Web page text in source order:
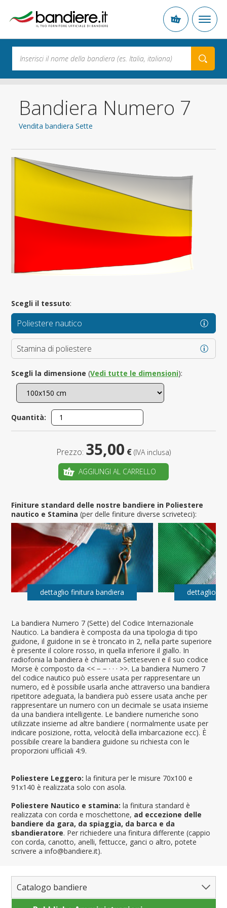
Bandiera Numero 7
Vendita bandiera Sette
La bandiera Numero 7 (Sette) del Codice Internazionale
Nautico. La bandiera è composta da una tipologia di tipo
guidone, il guidone in se è troncato in 2, nella parte superiore
è presente il colore rosso, in quella inferiore il giallo. In
radiofonia la bandiera è chiamata Setteseven e il suo codice
Morse è composto da << − − · · · >>. La bandiera Numero 7
del codice nautico può essere usata per rappresentare un
numero, ed è possibile usarla anche attraverso una bandiera
ripetitore adeguata, la bandiera può essere usata anche per
rappresentare un numero con un decimale se usata insieme
da una bandiera intelligente. Le bandiere numeriche sono
utilizzate insieme ad altre bandiere ( normalmente usate per
indicare posizione, rotta, velocità della imbarcazione ecc). È
possibile creare la bandiera guidone su richiesta con le
proporzioni ufficiali 4:9.
Poliestere Leggero: la finitura per le misure 70x100 e
91x140 è realizzata solo con asola.
Poliestere Nautico e stamina: la finitura standard è
realizzata con corda e moschettone, ad eccezione delle
bandiere da gara, da spiaggia, da barca e da
sbandieratore. Per richiedere una finitura differente (cappio
con corda, canotto, anelli, fettucce, ganci o altro, potete
scrivere a info@bandiere.it).
Scegli il tessuto:
Poliestere nautico
Stamina di poliestere
Scegli la dimensione (Vedi tutte le dimensioni):
Quantità:
Prezzo: 35,00 € (IVA inclusa)
AGGIUNGI AL CARRELLO
Finiture standard delle nostre bandiere in Poliestere
nautico e Stamina(per delle finiture diverse scriveteci):
dettaglio finitura bandiera dettaglio
Catalogo bandiere